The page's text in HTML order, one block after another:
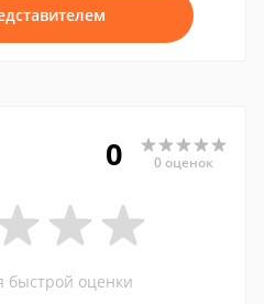
0 0 оценок
быстрой оценки